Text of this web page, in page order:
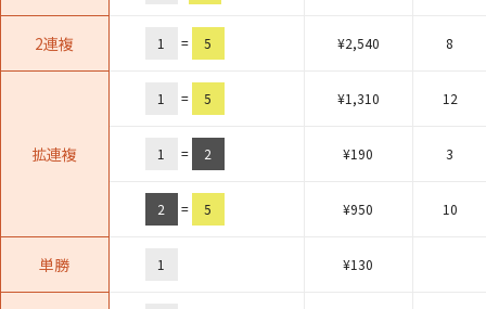
2連複 1 = 5 ¥2,540 8
拡連複
1 = 5 ¥1,310 12
1 = 2 ¥190 3
2 = 5 ¥950 10
単勝 1 ¥130